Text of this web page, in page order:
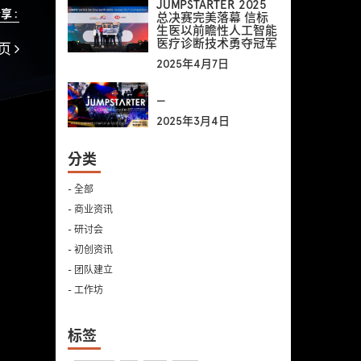
:
JUMPSTARTER 2025
总决赛完美落幕 信标
生医以前瞻性人工智能
医疗诊断技术勇夺冠军
2025年4月7日
—
2025年3月4日
分类
- 全部
- 商业资讯
- 研讨会
- 初创资讯
- 团队建立
- 工作坊
标签